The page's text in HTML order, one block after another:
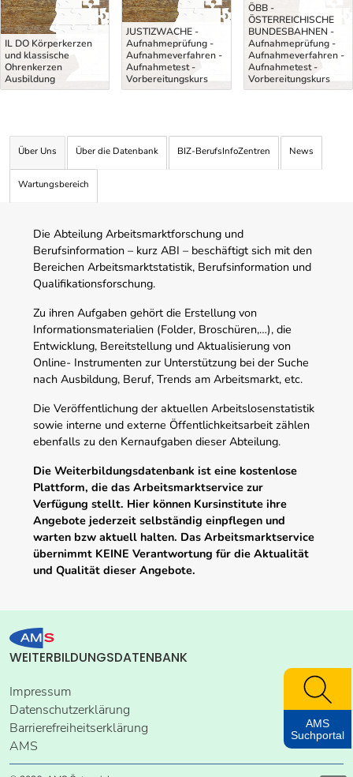
IL DO Körperkerzen
und klassische
Ohrenkerzen
Ausbildung
JUSTIZWACHE -
Aufnahmeprüfung -
Aufnahmeverfahren -
Aufnahmetest -
Vorbereitungskurs
ÖBB -
ÖSTERREICHISCHE
BUNDESBAHNEN -
Aufnahmeprüfung -
Aufnahmeverfahren -
Aufnahmetest -
Vorbereitungskurs
Über Uns Über die Datenbank BIZ-BerufsInfoZentren News
Wartungsbereich
Die Abteilung Arbeitsmarktforschung und
Berufsinformation – kurz ABI – beschäftigt sich mit den
Bereichen Arbeitsmarktstatistik, Berufsinformation und
Qualifikationsforschung.
Zu ihren Aufgaben gehört die Erstellung von
Informationsmaterialien (Folder, Broschüren,…), die
Entwicklung, Bereitstellung und Aktualisierung von
Online- Instrumenten zur Unterstützung bei der Suche
nach Ausbildung, Beruf, Trends am Arbeitsmarkt, etc.
Die Veröffentlichung der aktuellen Arbeitslosenstatistik
sowie interne und externe Öffentlichkeitsarbeit zählen
ebenfalls zu den Kernaufgaben dieser Abteilung.
Die Weiterbildungsdatenbank ist eine kostenlose
Plattform, die das Arbeitsmarktservice zur
Verfügung stellt. Hier können Kursinstitute ihre
Angebote jederzeit selbständig einpflegen und
warten bzw aktuell halten. Das Arbeitsmarktservice
übernimmt KEINE Verantwortung für die Aktualität
und Qualität dieser Angebote.
WEITERBILDUNGSDATENBANK
Impressum
Datenschutzerklärung
Barrierefreiheitserklärung
AMS
AMS
Suchportal